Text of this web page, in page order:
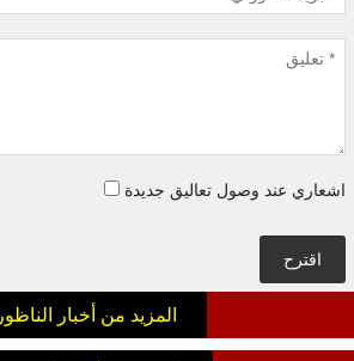
اشعاري عند وصول تعاليق جديدة
اقترح
المزيد من أخبار الناظور